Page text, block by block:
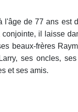
l'âge de 77 ans est
conjointe, il laisse
beaux-frères
ses oncles,
et ses amis.